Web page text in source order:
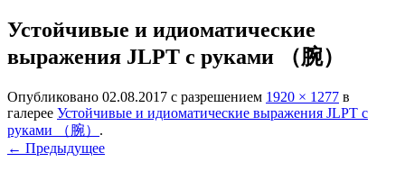
Устойчивые и идиоматические
выражения JLPT с руками （腕）
Опубликовано 02.08.2017 с разрешением 1920 × 1277 в
галерее Устойчивые и идиоматические выражения JLPT с
руками （腕） .
← Предыдущее